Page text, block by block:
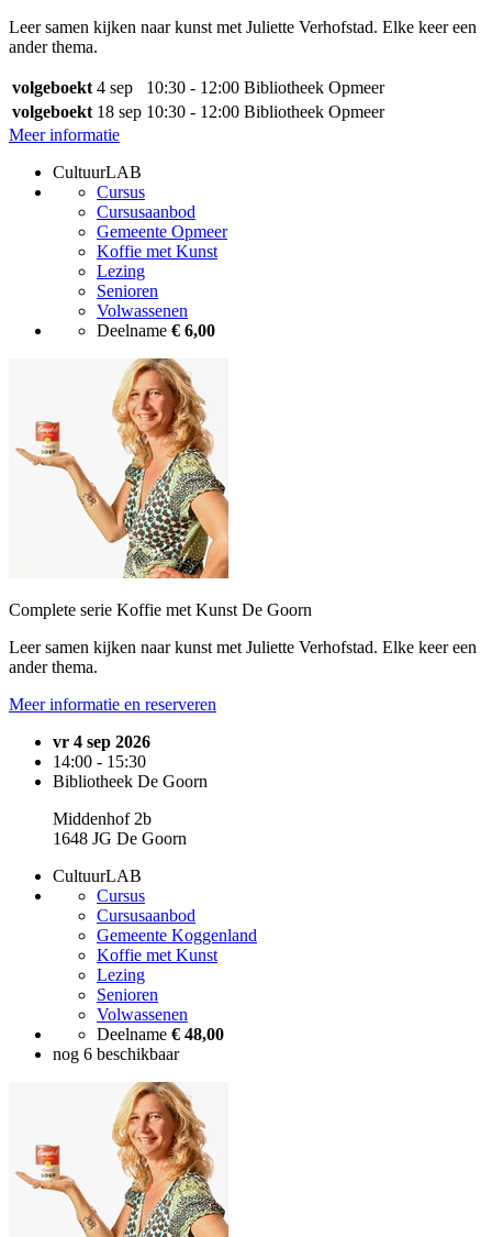
Leer samen kijken naar kunst met Juliette Verhofstad. Elke keer een
ander thema.
volgeboekt 4 sep 10:30 - 12:00 Bibliotheek Opmeer
volgeboekt 18 sep 10:30 - 12:00 Bibliotheek Opmeer
Meer informatie
CultuurLAB
Cursus
Cursusaanbod
Gemeente Opmeer
Koffie met Kunst
Lezing
Senioren
Volwassenen
Deelname € 6,00
Complete serie Koffie met Kunst De Goorn
Leer samen kijken naar kunst met Juliette Verhofstad. Elke keer een
ander thema.
Meer informatie en reserveren
vr 4 sep 2026
14:00 - 15:30
Bibliotheek De Goorn
Middenhof 2b
1648 JG De Goorn
CultuurLAB
Cursus
Cursusaanbod
Gemeente Koggenland
Koffie met Kunst
Lezing
Senioren
Volwassenen
Deelname € 48,00
nog 6 beschikbaar